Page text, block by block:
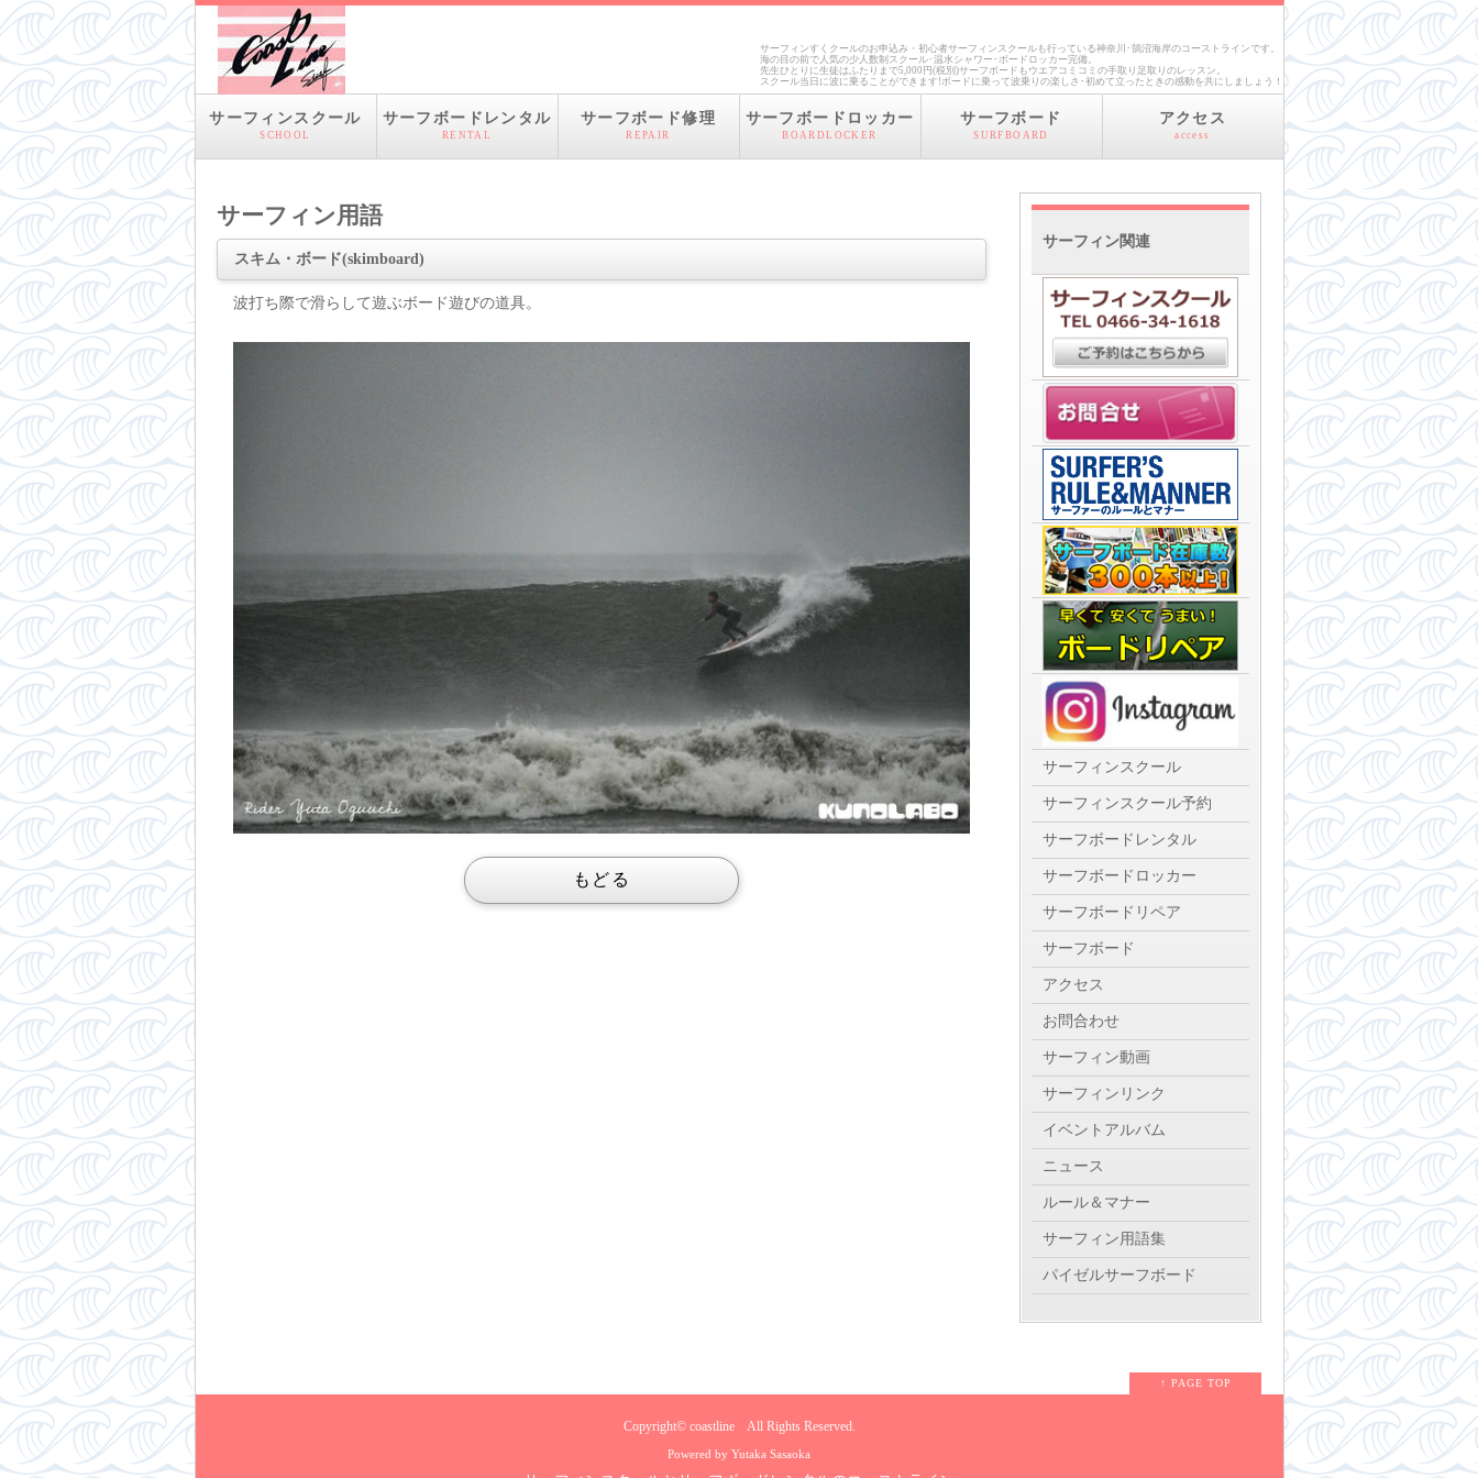
サーフィンすくクールのお申込み・初心者サーフィンスクールも行っている神奈川･鵠沼海岸のコーストラインです。
海の目の前で人気の少人数制スクール･温水シャワー･ボードロッカー完備。
先生ひとりに生徒はふたりまで5,000円(税別)サーフボードもウエアコミコミの手取り足取りのレッスン。
スクール当日に波に乗ることができます!ボードに乗って波乗りの楽しさ･初めて立ったときの感動を共にしましょう！
サーフィンスクール
SCHOOL
サーフボードレンタル
RENTAL
サーフボード修理
REPAIR
サーフボードロッカー
BOARDLOCKER
サーフボード
SURFBOARD
アクセス
access
サーフィン用語
スキム・ボード(skimboard)
波打ち際で滑らして遊ぶボード遊びの道具。
サーフィン関連
サーフィンスクール
サーフィンスクール予約
サーフボードレンタル
サーフボードロッカー
サーフボードリペア
サーフボード
アクセス
お問合わせ
サーフィン動画
サーフィンリンク
イベントアルバム
ニュース
ルール＆マナー
サーフィン用語集
パイゼルサーフボード
↑ PAGE TOP
Copyright© coastlineAll Rights Reserved.
Powered by Yutaka Sasaoka